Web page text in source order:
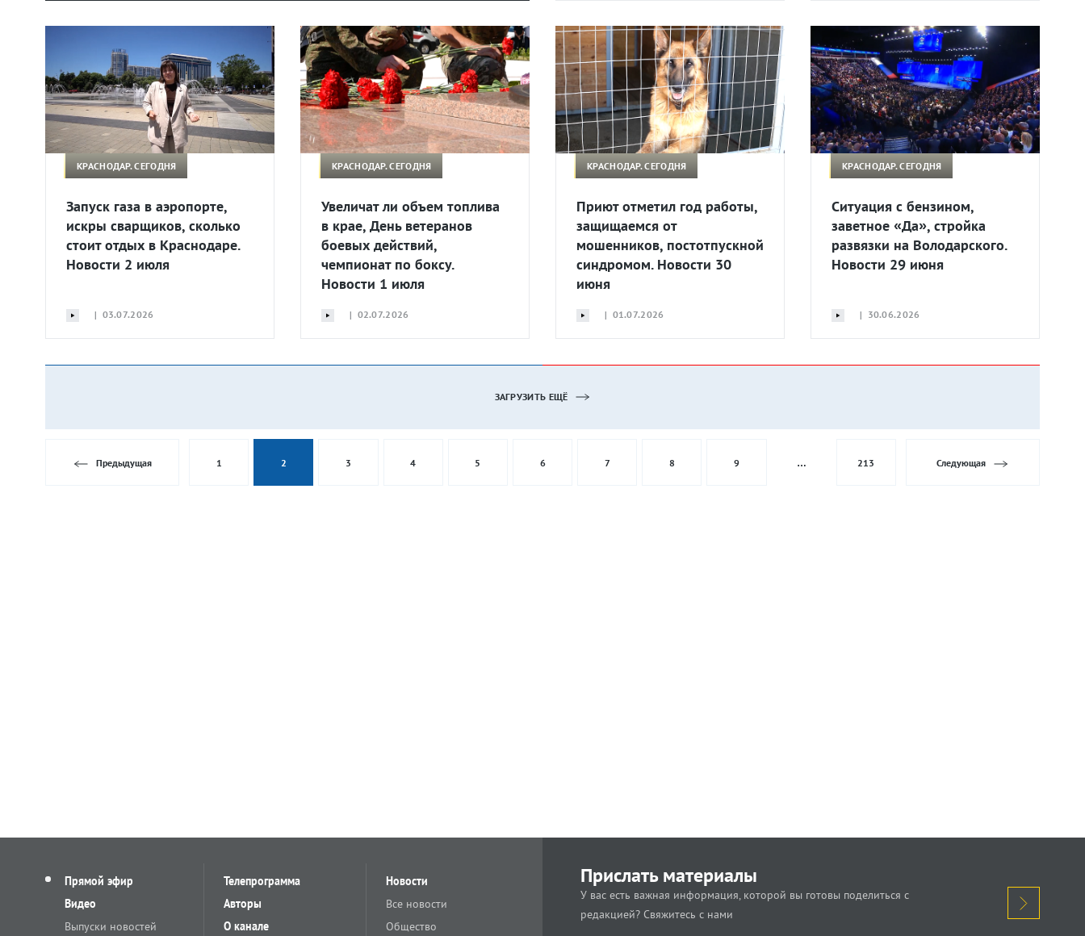
КРАСНОДАР. СЕГОДНЯ
Запуск газа в аэропорте,
искры сварщиков, сколько
стоит отдых в Краснодаре.
Новости 2 июля
| 03.07.2026
КРАСНОДАР. СЕГОДНЯ
Увеличат ли объем топлива
в крае, День ветеранов
боевых действий,
чемпионат по боксу.
Новости 1 июля
| 02.07.2026
КРАСНОДАР. СЕГОДНЯ
Приют отметил год работы,
защищаемся от
мошенников, постотпускной
синдромом. Новости 30
июня
| 01.07.2026
КРАСНОДАР. СЕГОДНЯ
Ситуация с бензином,
заветное «Да», стройка
развязки на Володарского.
Новости 29 июня
| 30.06.2026
ЗАГРУЗИТЬ ЕЩЁ
Предыдущая 1 2 3 4 5 6 7 8 9 … 213 Следующая
Прямой эфир
Видео
Выпуски новостей
Телепрограмма
Авторы
О канале
Новости
Все новости
Общество
Прислать материалы
У вас есть важная информация, которой вы готовы поделиться с
редакцией? Свяжитесь с нами